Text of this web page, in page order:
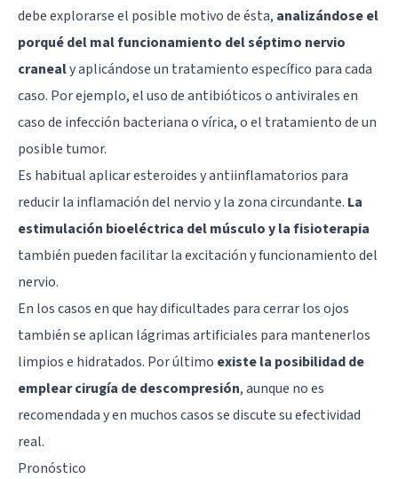
debe explorarse el posible motivo de ésta, analizándose el
porqué del mal funcionamiento del séptimo nervio
cranealy aplicándose un tratamiento específico para cada
caso. Por ejemplo, el uso de antibióticos o antivirales en
caso de infección bacteriana o vírica, o el tratamiento de un
posible tumor.
Es habitual aplicar esteroides y antiinflamatorios para
reducir la inflamación del nervio y la zona circundante. La
estimulación bioeléctrica del músculo y la fisioterapia
también pueden facilitar la excitación y funcionamiento del
nervio.
En los casos en que hay dificultades para cerrar los ojos
también se aplican lágrimas artificiales para mantenerlos
limpios e hidratados. Por último existe la posibilidad de
emplear cirugía de descompresión, aunque no es
recomendada y en muchos casos se discute su efectividad
real.
Pronóstico